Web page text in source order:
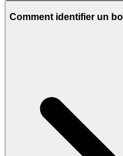
Comment identifier un